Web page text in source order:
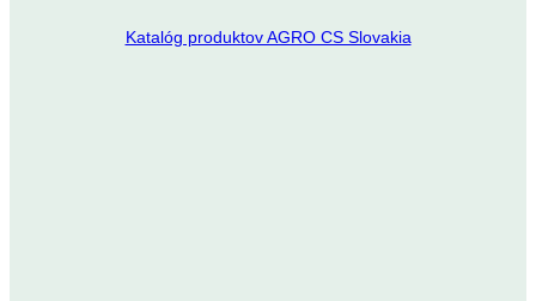
Katalóg produktov AGRO CS Slovakia